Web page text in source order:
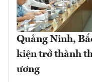
Quảng Ninh,
kiện trở thành
ương